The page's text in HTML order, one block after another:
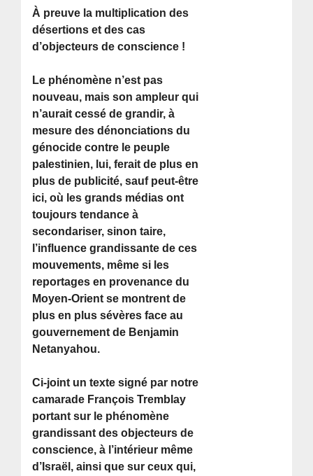
À preuve la multiplication des
désertions et des cas
d’objecteurs de conscience !
Le phénomène n’est pas
nouveau, mais son ampleur qui
n’aurait cessé de grandir, à
mesure des dénonciations du
génocide contre le peuple
palestinien, lui, ferait de plus en
plus de publicité, sauf peut-être
ici, où les grands médias ont
toujours tendance à
secondariser, sinon taire,
l’influence grandissante de ces
mouvements, même si les
reportages en provenance du
Moyen-Orient se montrent de
plus en plus sévères face au
gouvernement de Benjamin
Netanyahou.
Ci-joint un texte signé par notre
camarade François Tremblay
portant sur le phénomène
grandissant des objecteurs de
conscience, à l’intérieur même
d’Israël, ainsi que sur ceux qui,